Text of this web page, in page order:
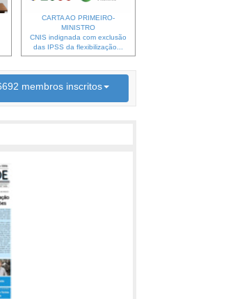
CARTA AO PRIMEIRO-
MINISTRO
CNIS indignada com exclusão
das IPSS da flexibilização...
membros inscritos